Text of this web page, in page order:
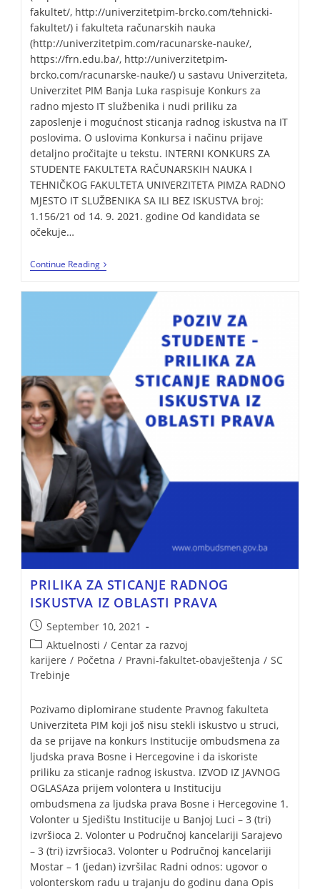
fakultet/, http://univerzitetpim-brcko.com/tehnicki-
fakultet/) i fakulteta računarskih nauka
(http://univerzitetpim.com/racunarske-nauke/,
https://frn.edu.ba/, http://univerzitetpim-
brcko.com/racunarske-nauke/) u sastavu Univerziteta,
Univerzitet PIM Banja Luka raspisuje Konkurs za
radno mjesto IT službenika i nudi priliku za
zaposlenje i mogućnost sticanja radnog iskustva na IT
poslovima. O uslovima Konkursa i načinu prijave
detaljno pročitajte u tekstu. INTERNI KONKURS ZA
STUDENTE FAKULTETA RAČUNARSKIH NAUKA I
TEHNIČKOG FAKULTETA UNIVERZITETA PIMZA RADNO
MJESTO IT SLUŽBENIKA SA ILI BEZ ISKUSTVA broj:
1.156/21 od 14. 9. 2021. godine Od kandidata se
očekuje…
Continue Reading
PRILIKA ZA STICANJE RADNOG
ISKUSTVA IZ OBLASTI PRAVA
September 10, 2021
Aktuelnosti / Centar za razvoj
karijere / Početna / Pravni-fakultet-obavještenja / SC
Trebinje
Pozivamo diplomirane studente Pravnog fakulteta
Univerziteta PIM koji još nisu stekli iskustvo u struci,
da se prijave na konkurs Institucije ombudsmena za
ljudska prava Bosne i Hercegovine i da iskoriste
priliku za sticanje radnog iskustva. IZVOD IZ JAVNOG
OGLASAza prijem volontera u Instituciju
ombudsmena za ljudska prava Bosne i Hercegovine 1.
Volonter u Sjedištu Institucije u Banjoj Luci – 3 (tri)
izvršioca 2. Volonter u Područnoj kancelariji Sarajevo
– 3 (tri) izvršioca3. Volonter u Područnoj kancelariji
Mostar – 1 (jedan) izvršilac Radni odnos: ugovor o
volonterskom radu u trajanju do godinu dana Opis